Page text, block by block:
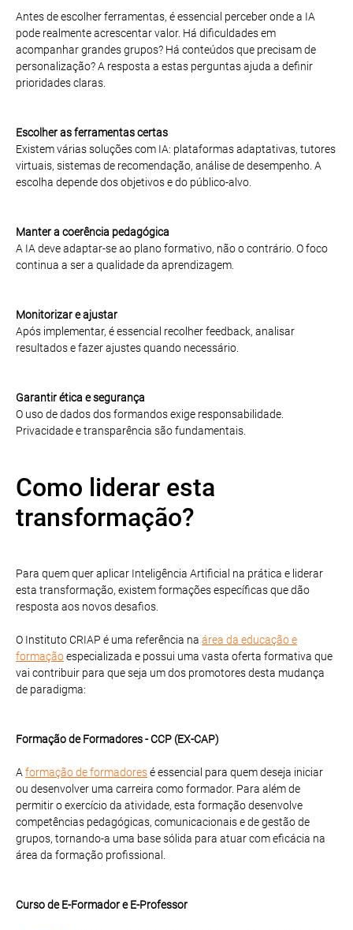
Antes de escolher ferramentas, é essencial perceber onde a IA
pode realmente acrescentar valor. Há dificuldades em
acompanhar grandes grupos? Há conteúdos que precisam de
personalização? A resposta a estas perguntas ajuda a definir
prioridades claras.
Escolher as ferramentas certas
Existem várias soluções com IA: plataformas adaptativas, tutores
virtuais, sistemas de recomendação, análise de desempenho. A
escolha depende dos objetivos e do público-alvo.
Manter a coerência pedagógica
A IA deve adaptar-se ao plano formativo, não o contrário. O foco
continua a ser a qualidade da aprendizagem.
Monitorizar e ajustar
Após implementar, é essencial recolher feedback, analisar
resultados e fazer ajustes quando necessário.
Garantir ética e segurança
O uso de dados dos formandos exige responsabilidade.
Privacidade e transparência são fundamentais.
Como liderar esta
transformação?
Para quem quer aplicar Inteligência Artificial na prática e liderar
esta transformação, existem formações específicas que dão
resposta aos novos desafios.
O Instituto CRIAP é uma referência na área da educação e
formaçãoespecializada e possui uma vasta oferta formativa que
vai contribuir para que seja um dos promotores desta mudança
de paradigma:
Formação de Formadores - CCP (EX-CAP)
A formação de formadoresé essencial para quem deseja iniciar
ou desenvolver uma carreira como formador. Para além de
permitir o exercício da atividade, esta formação desenvolve
competências pedagógicas, comunicacionais e de gestão de
grupos, tornando-a uma base sólida para atuar com eficácia na
área da formação profissional.
Curso de E-Formador e E-Professor